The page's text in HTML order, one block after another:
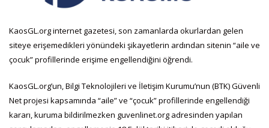
KaosGL.org internet gazetesi, son zamanlarda okurlardan gelen
siteye erişemedikleri yönündeki şikayetlerin ardından sitenin “aile ve
çocuk” profillerinde erişime engellendiğini öğrendi.
KaosGL.org’un, Bilgi Teknolojileri ve İletişim Kurumu’nun (BTK) Güvenli
Net projesi kapsamında “aile” ve “çocuk” profillerinde engellendiği
kararı, kuruma bildirilmezken guvenlinet.org adresinden yapılan